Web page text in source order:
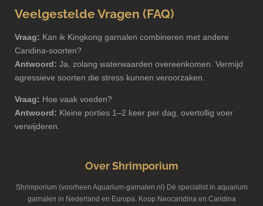
Veelgestelde Vragen (FAQ)
Vraag: Kan ik Kingkong garnalen combineren met andere
Caridina-soorten?
Antwoord: Ja, zolang waterwaarden overeenkomen. Vermijd
agressieve soorten die stress kunnen veroorzaken.
Vraag: Hoe vaak voeden?
Antwoord: Kleine porties 1–2 keer per dag, overtollig voer
verwijderen.
Over Shrimporium
Shrimporium (voorheen Aquarium-garnalen.nl) Dé specialist in aquarium
garnalen in Nederland en Europa. Koop Neocaridina en Caridina